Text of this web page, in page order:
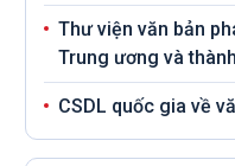
Thư viện văn bản
Trung ương và
CSDL quốc gia về